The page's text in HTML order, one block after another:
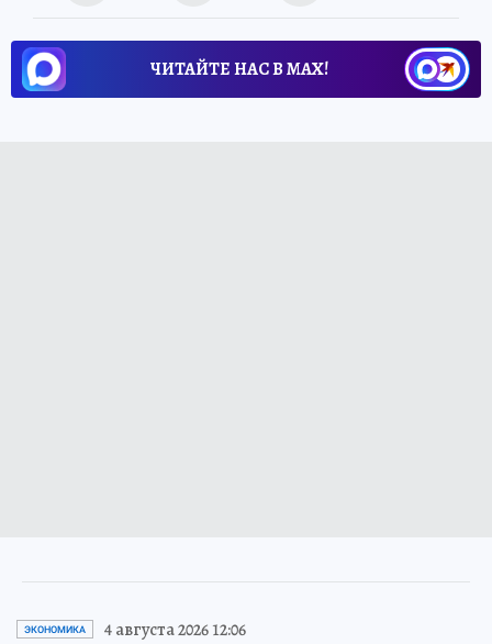
ЧИТАЙТЕ НАС В МАХ!
ЭКОНОМИКА 4 августа 2026 12:06